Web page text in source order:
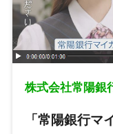
株式会社常陽銀
「常陽銀行マ